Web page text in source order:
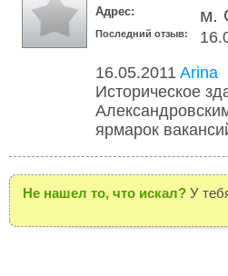
Адрес: м.
Последний отзыв:
16.05.2011 Arina
Историческое
ярмарок
Не нашел то, что искал? У